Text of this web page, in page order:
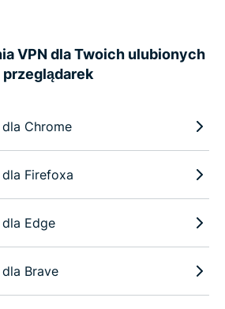
VPN dla Twoich ulubionych
przeglądarek
Chrome
Firefoxa
Edge
Brave